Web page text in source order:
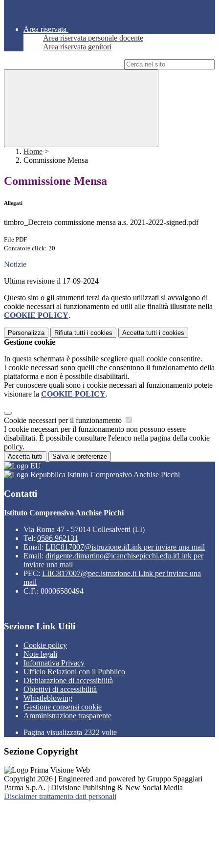
Area riservata
Area riservata personale docente
Area riservata genitori
Home >
Commissione Mensa
Commissione Mensa
Allegati
timbro_Decreto commissione mensa a.s. 2021-2022-signed.pdf
File PDF
Contatore click: 20
Notizie
Ultima revisione il 17-09-2024
Questo sito o gli strumenti terzi da questo utilizzati si avvalgono di
cookie necessari al funzionamento ed utili alle finalità illustrate nella
COOKIE POLICY.
Personalizza Rifiuta tutti i cookies Accetta tutti i cookies
Gestione cookie
In questa schermata è possibile scegliere quali cookie consentire.
I cookie necessari sono quelli che consentono il funzionamento della
piattaforma e non è possibile disabilitarli.
Per conoscere quali sono i cookie necessari al funzionamento potete
visionare la COOKIE POLICY.
Cookie necessari per il funzionamento
I cookie necessari per il funzionamento non possono essere
disabilitati. È possibile consultare l'elenco nella pagina della cookie
policy.
Accetta tutti Salva le preferenze
Istituto Comprensivo Anchise Picchi
Contatti
Istituto Comprensivo Anchise Picchi
Via Roma 47 - 57014 Collesalvetti (LI)
Tel: 0586 962131
Email: LIIC817007@istruzione.itLink per inviare una mail
Email: dirigente.dimartino@icanchisepicchi.edu.itLink per
inviare una mail
PEC: LIIC817007@pec.istruzione.it Link per inviare una
mail
C.F.: 80006580494
Sezione Link Utili
Cookie policy
Note legali
Informativa Privacy
Ufficio Relazioni con il Pubblico
Dichiarazione di accessibilità
Obiettivi di accessibilità
Whistleblowing
Gestione consensi cookie
Amministrazione trasparente
Pagina visualizzata 2322 volte
Sezione Copyright
Copyright 2026 | Engineered and powered by Gruppo Spaggiari
Parma S.p.A. | Divisione Publishing & New Social Media
Disclaimer trattamento dati personali